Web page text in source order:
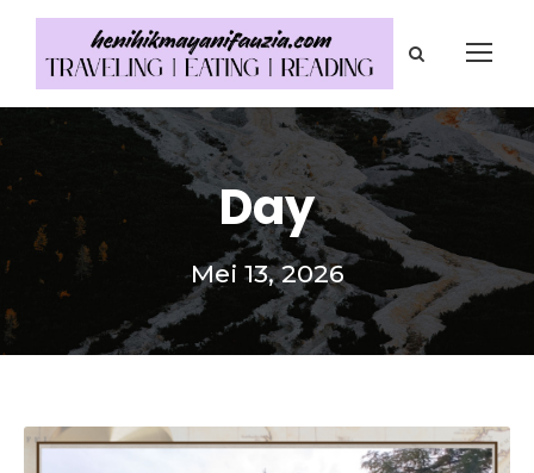
Day
Mei 13, 2026